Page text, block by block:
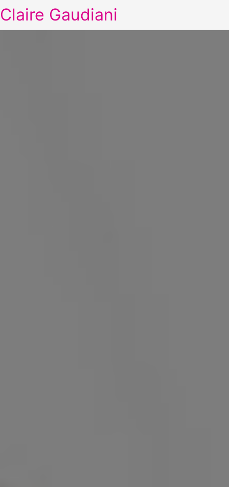
Claire Gaudiani